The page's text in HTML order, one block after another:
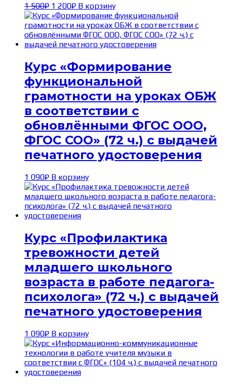
1 500₽ Первоначальная
цена
составляла
1 500₽.
1 200₽Текущая
цена:
1 200₽.
В корзину
Курс «Формирование
функциональной
грамотности на уроках ОБЖ
в соответствии с
обновлёнными ФГОС ООО,
ФГОС СОО» (72 ч.) с выдачей
печатного удостоверения
1 090₽ В корзину
Курс «Профилактика
тревожности детей
младшего школьного
возраста в работе педагога-
психолога» (72 ч.) с выдачей
печатного удостоверения
1 090₽ В корзину